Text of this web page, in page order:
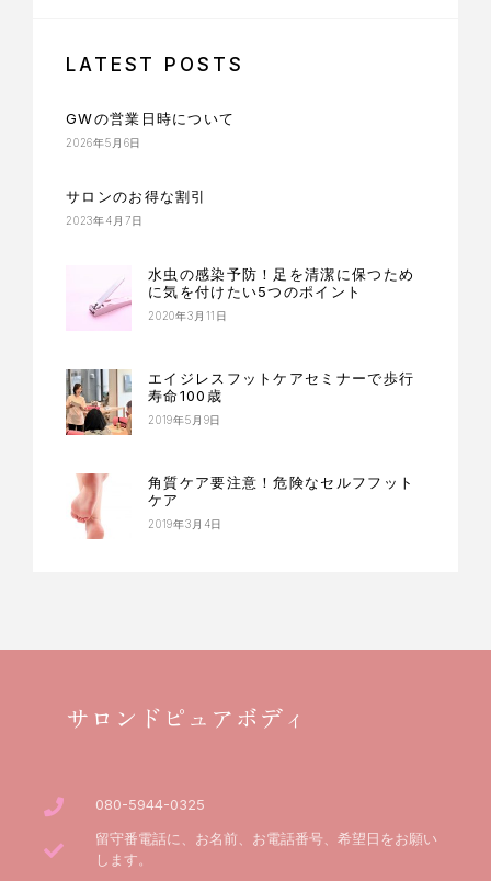
LATEST POSTS
GWの営業日時について
2026年5月6日
サロンのお得な割引
2023年4月7日
水虫の感染予防！足を清潔に保つため
に気を付けたい5つのポイント
2020年3月11日
エイジレスフットケアセミナーで歩行
寿命100歳
2019年5月9日
角質ケア要注意！危険なセルフフット
ケア
2019年3月4日
サロンドピュアボディ
080-5944-0325
留守番電話に、お名前、お電話番号、希望日をお願い
します。